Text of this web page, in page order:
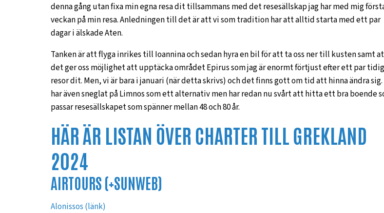
denna gång utan fixa min egna resa dit tillsammans med det resesällskap jag har med mig
veckan på min resa. Anledningen till det är att vi som tradition har att alltid starta med ett par
dagar i älskade Aten.
Tanken är att flyga inrikes till Ioannina och sedan hyra en bil för att ta oss ner till kusten samt
det ger oss möjlighet att upptäcka området Epirus som jag är enormt förtjust efter ett par
resor dit. Men, vi är bara i januari (när detta skrivs) och det finns gott om tid att hinna ändra
har även sneglat på Limnos som ett alternativ men har redan nu svårt att hitta ett bra boende
passar resesällskapet som spänner mellan 48 och 80 år.
HÄR ÄR LISTAN ÖVER CHARTER TILL GREKLAND
2024
AIRTOURS (+SUNWEB)
Alonissos (länk)